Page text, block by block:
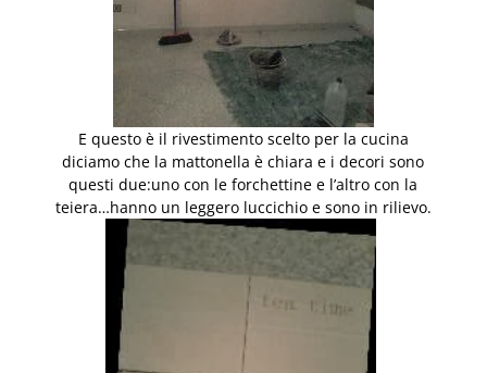
E questo è il rivestimento scelto per la cucina
diciamo che la mattonella è chiara e i decori sono
questi due:uno con le forchettine e l’altro con la
teiera…hanno un leggero luccichio e sono in rilievo.